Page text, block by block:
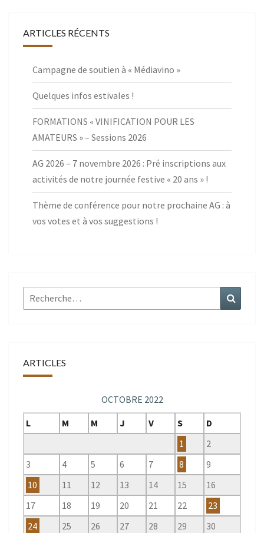
ARTICLES RÉCENTS
Campagne de soutien à « Médiavino »
Quelques infos estivales !
FORMATIONS « VINIFICATION POUR LES
AMATEURS » – Sessions 2026
AG 2026 – 7 novembre 2026 : Pré inscriptions aux
activités de notre journée festive « 20 ans » !
Thème de conférence pour notre prochaine AG : à
vos votes et à vos suggestions !
Rechercher :
ARTICLES
OCTOBRE 2022
L
M M J V S
D
1
2
3
4 5 6 7 8
9
10
11 12 13 14 15
16
17
18 19 20 21 22
23
24
25 26 27 28 29
30